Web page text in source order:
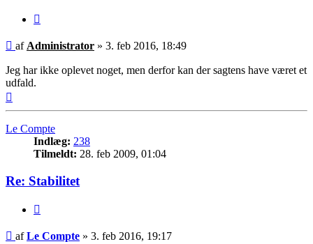
Indlæg
af Administrator » 3. feb 2016, 18:49
Jeg har ikke oplevet noget, men derfor kan der sagtens have været et
udfald.
Le Compte
Indlæg: 238
Tilmeldt: 28. feb 2009, 01:04
Re: Stabilitet
Indlæg
afLe Compte » 3. feb 2016, 19:17